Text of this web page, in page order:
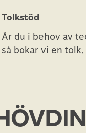
Tolkstöd
Är du i behov av
så bokar vi en